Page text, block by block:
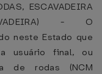
ESCAVADEIRA
- O
neste Estado que
usuário final, ou
de rodas (NCM